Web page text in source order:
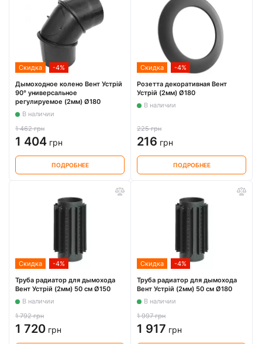
Скидка -4%
Дымоходное колено Вент Устрій
90° универсальное
регулируемое (2мм) Ø180
В наличии
1 462 грн
1 404 грн
ПОДРОБНЕЕ
Скидка -4%
Розетта декоративная Вент
Устрій (2мм) Ø180
В наличии
225 грн
216 грн
ПОДРОБНЕЕ
Скидка -4%
Труба радиатор для дымохода
Вент Устрій (2мм) 50 см Ø150
В наличии
1 792 грн
1 720 грн
Скидка -4%
Труба радиатор для дымохода
Вент Устрій (2мм) 50 см Ø180
В наличии
1 997 грн
1 917 грн